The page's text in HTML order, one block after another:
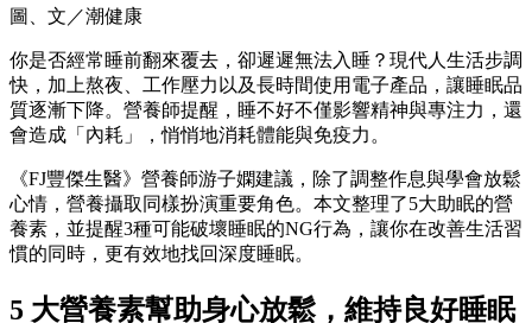
圖、文／潮健康
你是否經常睡前翻來覆去，卻遲遲無法入睡？現代人生活步調
快，加上熬夜、工作壓力以及長時間使用電子產品，讓睡眠品
質逐漸下降。營養師提醒，睡不好不僅影響精神與專注力，還
會造成「內耗」，悄悄地消耗體能與免疫力。
《FJ豐傑生醫》營養師游子嫻建議，除了調整作息與學會放鬆
心情，營養攝取同樣扮演重要角色。本文整理了5大助眠的營
養素，並提醒3種可能破壞睡眠的NG行為，讓你在改善生活習
慣的同時，更有效地找回深度睡眠。
5 大營養素幫助身心放鬆，維持良好睡眠